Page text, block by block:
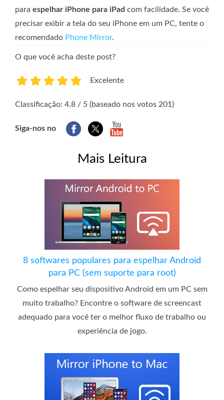
para espelhar iPhone para iPad com facilidade. Se você
precisar exibir a tela do seu iPhone em um PC, tente o
recomendado Phone Mirror.
O que você acha deste post?
Excelente
Classificação: 4.8 / 5 (baseado nos votos 201)
Siga-nos no
Mais Leitura
8 softwares populares para espelhar Android
para PC (sem suporte para root)
Como espelhar seu dispositivo Android em um PC sem
muito trabalho? Encontre o software de screencast
adequado para você ter o melhor fluxo de trabalho ou
experiência de jogo.